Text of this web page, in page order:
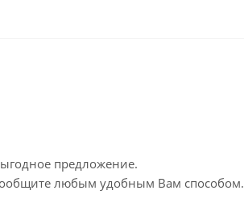
предложение.
любым удобным Вам способом.